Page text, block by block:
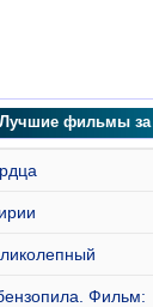
Лучшие фильмы за
Фильм: